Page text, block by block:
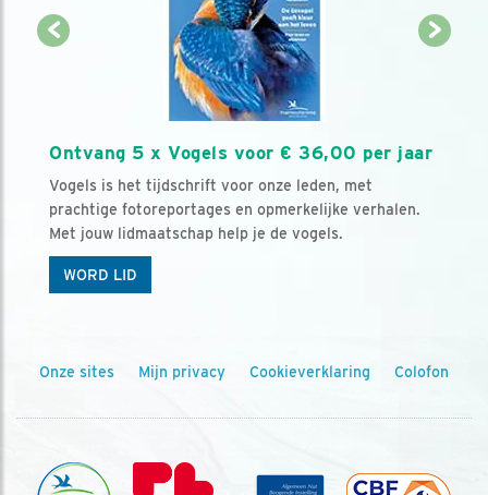
Ontvang 5 x Vogels voor € 36,00 per jaar
Vogels is het tijdschrift voor onze leden, met
prachtige fotoreportages en opmerkelijke verhalen.
Met jouw lidmaatschap help je de vogels.
WORD LID
Onze sites Mijn privacy Cookieverklaring Colofon